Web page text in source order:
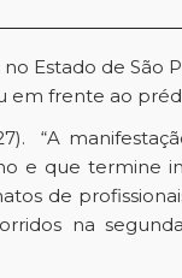
Estado de São
frente ao
“A
e que termine
de
na